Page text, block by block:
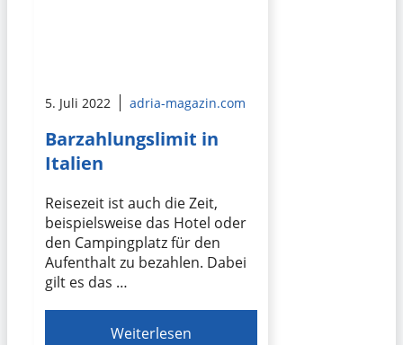
5. Juli 2022 adria-magazin.com
Barzahlungslimit in
Italien
Reisezeit ist auch die Zeit,
beispielsweise das Hotel oder
den Campingplatz für den
Aufenthalt zu bezahlen. Dabei
gilt es das …
Weiterlesen